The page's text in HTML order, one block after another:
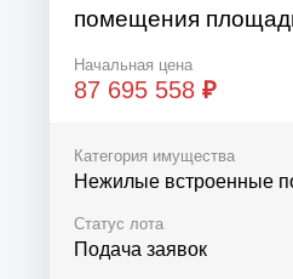
помещения
адресу: Санкт-
Маршала Захарова,
Начальная цена
87 695 558 ₽
Категория имущества
Нежилые встроенные
Статус лота
Подача заявок